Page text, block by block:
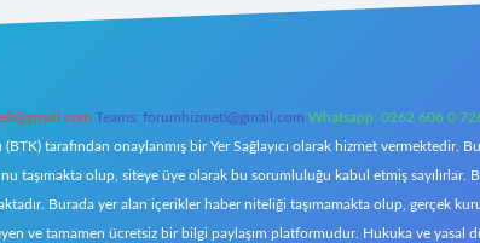
Teams: forumhizmeti@gmail.com Whatsapp: 0262 606 0
tarafından onaylanmış bir Yer Sağlayıcı olarak hizmet vermektedir.
taşımakta olup, siteye üye olarak bu sorumluluğu kabul etmiş
Burada yer alan içerikler haber niteliği taşımamakta olup, gerçek
ve tamamen ücretsiz bir bilgi paylaşım platformudur. Hukuka ve yasal